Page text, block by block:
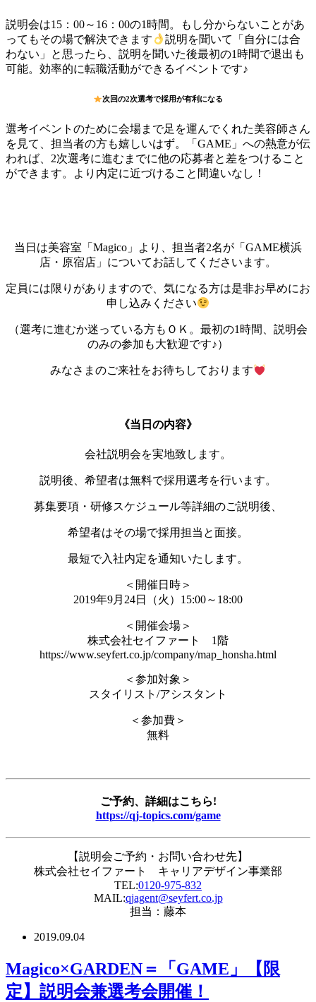
説明会は15：00～16：00の1時間。もし分からないことがあ
ってもその場で解決できます
説明を聞いて「自分には合
わない」と思ったら、説明を聞いた後最初の1時間で退出も
可能。効率的に転職活動ができるイベントです♪
次回の2次選考で採用が有利になる
選考イベントのために会場まで足を運んでくれた美容師さん
を見て、担当者の方も嬉しいはず。「GAME」への熱意が伝
われば、2次選考に進むまでに他の応募者と差をつけること
ができます。より内定に近づけること間違いなし！
当日は美容室「Magico」より、担当者2名が「GAME横浜
店・原宿店」についてお話してくださいます。
定員には限りがありますので、気になる方は是非お早めにお
申し込みください
（選考に進むか迷っている方もＯＫ。最初の1時間、説明会
のみの参加も大歓迎です♪）
みなさまのご来社をお待ちしております
《当日の内容》
会社説明会を実地致します。
説明後、希望者は無料で採用選考を行います。
募集要項・研修スケジュール等詳細のご説明後、
希望者はその場で採用担当と面接。
最短で入社内定を通知いたします。
＜開催日時＞
2019年9月24日（火）15:00～18:00
＜開催会場＞
株式会社セイファート 1階
https://www.seyfert.co.jp/company/map_honsha.html
＜参加対象＞
スタイリスト/アシスタント
＜参加費＞
無料
ご予約、詳細はこちら!
https://qj-topics.com/game
【説明会ご予約・お問い合わせ先】
株式会社セイファート キャリアデザイン事業部
TEL:0120-975-832
MAIL:qjagent@seyfert.co.jp
担当：藤本
2019.09.04
Magico×GARDEN＝「GAME」【限
定】説明会兼選考会開催！